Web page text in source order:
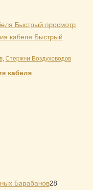
Быстрый просмотр
Быстрый
Стержни Воздуховодов
кабеля
Барабанов28